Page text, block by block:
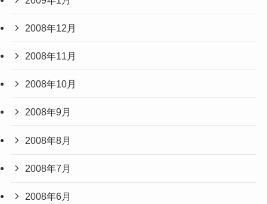
2008年12月
2008年11月
2008年10月
2008年9月
2008年8月
2008年7月
2008年6月